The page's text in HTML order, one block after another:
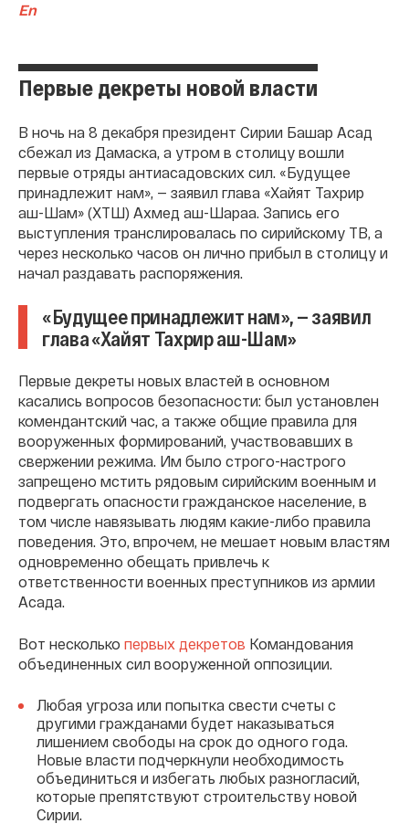
En
Первые декреты новой власти
В ночь на 8 декабря президент Сирии Башар Асад
сбежал из Дамаска, а утром в столицу вошли
первые отряды антиасадовских сил. «Будущее
принадлежит нам», — заявил глава «Хайят Тахрир
аш-Шам» (ХТШ) Ахмед аш-Шараа. Запись его
выступления транслировалась по сирийскому ТВ, а
через несколько часов он лично прибыл в столицу и
начал раздавать распоряжения.
«Будущее принадлежит нам», — заявил
глава «Хайят Тахрир аш-Шам»
Первые декреты новых властей в основном
касались вопросов безопасности: был установлен
комендантский час, а также общие правила для
вооруженных формирований, участвовавших в
свержении режима. Им было строго-настрого
запрещено мстить рядовым сирийским военным и
подвергать опасности гражданское население, в
том числе навязывать людям какие-либо правила
поведения. Это, впрочем, не мешает новым властям
одновременно обещать привлечь к
ответственности военных преступников из армии
Асада.
Вот несколько первых декретов Командования
объединенных сил вооруженной оппозиции.
Любая угроза или попытка свести счеты с
другими гражданами будет наказываться
лишением свободы на срок до одного года.
Новые власти подчеркнули необходимость
объединиться и избегать любых разногласий,
которые препятствуют строительству новой
Сирии.